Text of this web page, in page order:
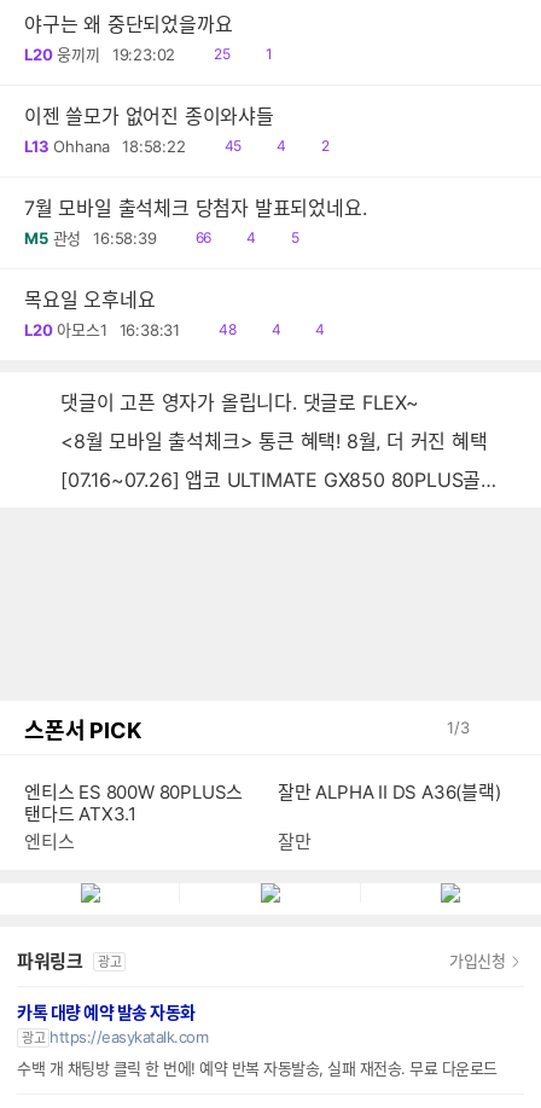
야구는 왜 중단되었을까요
L20 웅끼끼 19:23:02
읽
25
댓1
이젠 쓸모가 없어진 종이와샤들
L13 Ohhana 18:58:22
읽
45
공
4
댓
2
7월 모바일 출석체크 당첨자 발표되었네요.
M5 관성 16:58:39
읽
66
공
4
댓
5
목요일 오후네요
L20 아모스1 16:38:31
읽
48
공
4
댓
4
댓글이 고픈 영자가 올립니다. 댓글로 FLEX~
<8월 모바일 출석체크> 통큰 혜택! 8월, 더 커진 혜택
[07.16~07.26] 앱코 ULTIMATE GX850 80PLUS골드 풀모듈러 ATX3.0 블랙
스폰서 PICK 1/3
엔티스 ES 800W 80PLUS스
탠다드 ATX3.1
엔티스
잘만 ALPHA II DS A36(블랙)
잘만
파워링크 광고 가입신청
카톡 대량 예약 발송 자동화
광고 https://easykatalk.com
수백 개 채팅방 클릭 한 번에! 예약 반복 자동발송, 실패 재전송. 무료 다운로드